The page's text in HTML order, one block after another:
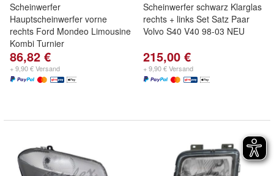
Scheinwerfer
Hauptscheinwerfer vorne
rechts Ford Mondeo Limousine
Kombi Turnier
86,82 €
+ 9,90 € Versand
Scheinwerfer schwarz Klarglas
rechts + links Set Satz Paar
Volvo S40 V40 98-03 NEU
215,00 €
+ 9,90 € Versand